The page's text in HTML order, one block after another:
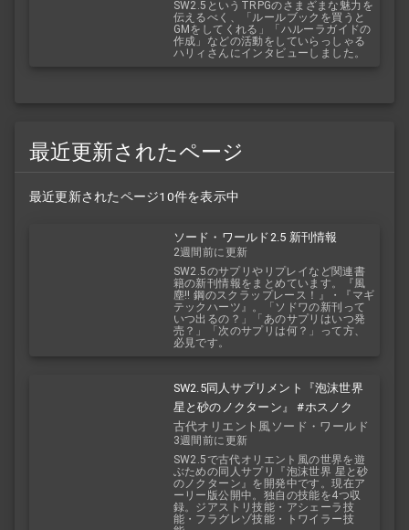
る！？
SW2.5というTRPGのさまざまな魅力を
伝えるべく、「ルールブックを買うと
GMをしてくれる」「ハルーラガイドの
作成」などの活動をしていらっしゃる
ハリィさんにインタビューしました。
最近更新されたページ
最近更新されたページ10件を表示中
ソード・ワールド2.5 新刊情報
2週間前に更新
SW2.5のサプリやリプレイなど関連書
籍の新刊情報をまとめています。『風
塵!! 鋼のスクラップレース！』・『マギ
テックハーツ』。「ソドワの新刊って
いつ出るの？」「あのサプリはいつ発
売？」「次のサプリは何？」って方、
必見です。
SW2.5同人サプリメント『泡沫世界
星と砂のノクターン』 #ホスノク
古代オリエント風ソード・ワールド
2.5
3週間前に更新
SW2.5で古代オリエント風の世界を遊
ぶための同人サプリ『泡沫世界 星と砂
のノクターン』を開発中です。現在ア
ーリー版公開中。独自の技能を4つ収
録。ジアストリ技能・アシェーラ技
能・フラグレゾ技能・トワイラー技